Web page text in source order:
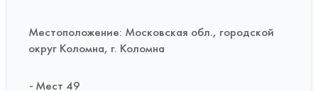
Местоположение: Московская обл., городской
округ Коломна, г. Коломна
Мест 49